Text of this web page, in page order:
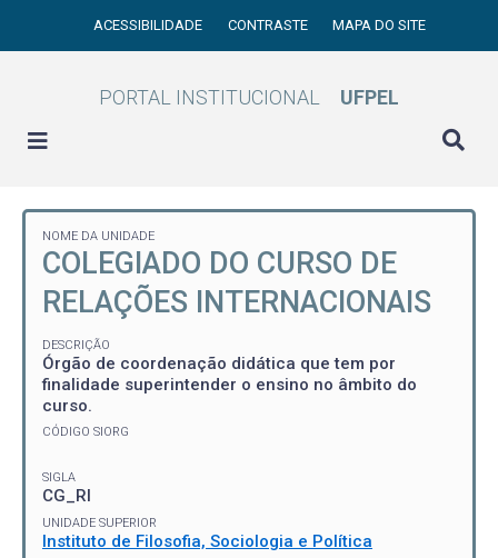
ACESSIBILIDADE CONTRASTE MAPA DO SITE
PORTAL INSTITUCIONAL UFPEL
NOME DA UNIDADE
COLEGIADO DO CURSO DE
RELAÇÕES INTERNACIONAIS
DESCRIÇÃO
Órgão de coordenação didática que tem por
finalidade superintender o ensino no âmbito do
curso.
CÓDIGO SIORG
SIGLA
CG_RI
UNIDADE SUPERIOR
Instituto de Filosofia, Sociologia e Política